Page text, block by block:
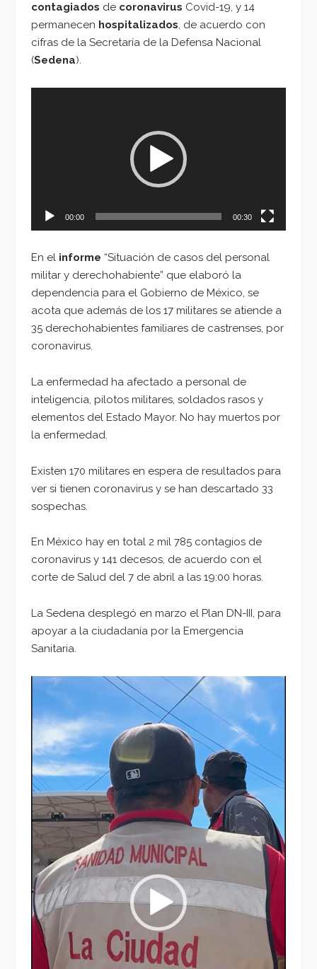
contagiados de coronavirus Covid-19, y 14
permanecen hospitalizados, de acuerdo con
cifras de la Secretaría de la Defensa Nacional
(Sedena).
00:00 00:30
En el informe “Situación de casos del personal
militar y derechohabiente” que elaboró la
dependencia para el Gobierno de México, se
acota que además de los 17 militares se atiende a
35 derechohabientes familiares de castrenses, por
coronavirus.
La enfermedad ha afectado a personal de
inteligencia, pilotos militares, soldados rasos y
elementos del Estado Mayor. No hay muertos por
la enfermedad.
Existen 170 militares en espera de resultados para
ver si tienen coronavirus y se han descartado 33
sospechas.
En México hay en total 2 mil 785 contagios de
coronavirus y 141 decesos, de acuerdo con el
corte de Salud del 7 de abril a las 19:00 horas.
La Sedena desplegó en marzo el Plan DN-III, para
apoyar a la ciudadanía por la Emergencia
Sanitaria.
Reproductor
vídeo